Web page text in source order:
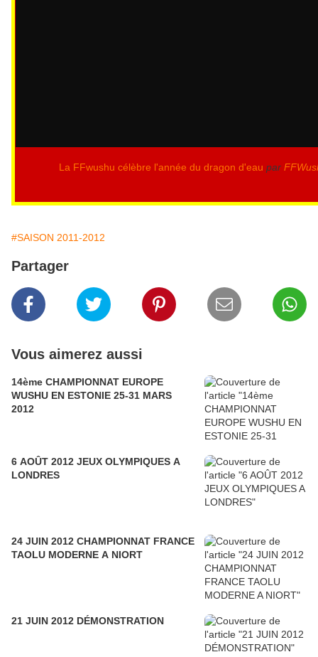
La FFwushu célèbre l'année du dragon d'eau par
#SAISON 2011-2012
Partager
Vous aimerez aussi
14ème CHAMPIONNAT EUROPE
WUSHU EN ESTONIE 25-31 MARS
2012
6 AOÛT 2012 JEUX OLYMPIQUES A
LONDRES
24 JUIN 2012 CHAMPIONNAT FRANCE
TAOLU MODERNE A NIORT
21 JUIN 2012 DÉMONSTRATION